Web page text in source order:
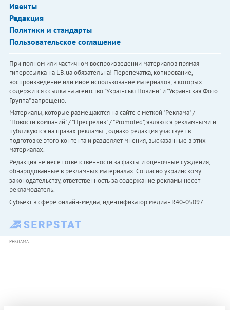
Ивенты
Редакция
Политики и стандарты
Пользовательское соглашение
При полном или частичном воспроизведении материалов прямая
гиперссылка на LB.ua обязательна! Перепечатка, копирование,
воспроизведение или иное использование материалов, в которых
содержится ссылка на агентство "Українськi Новини" и "Украинская Фото
Группа" запрещено.
Материалы, которые размещаются на сайте с меткой "Реклама" /
"Новости компаний" / "Пресрелиз" / "Promoted", являются рекламными и
публикуются на правах рекламы. , однако редакция участвует в
подготовке этого контента и разделяет мнения, высказанные в этих
материалах.
Редакция не несет ответственности за факты и оценочные суждения,
обнародованные в рекламных материалах. Согласно украинскому
законодательству, ответственность за содержание рекламы несет
рекламодатель.
Субъект в сфере онлайн-медиа; идентификатор медиа - R40-05097
РЕКЛАМА